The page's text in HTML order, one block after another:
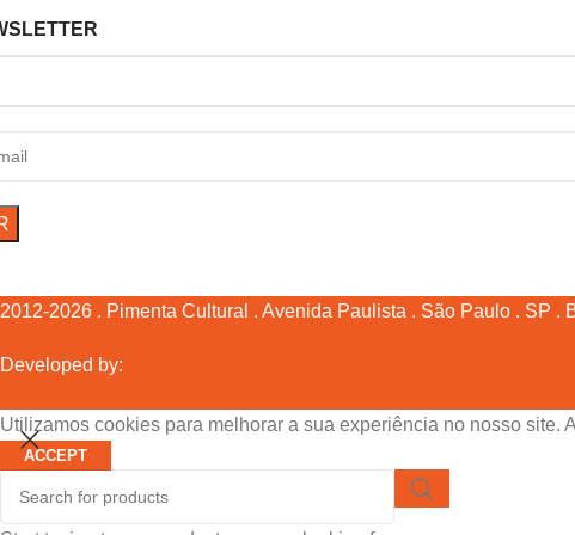
2012-2026 . Pimenta Cultural . Avenida Paulista . São Paulo . SP .
Developed by:
Utilizamos cookies para melhorar a sua experiência no nosso site.
ACCEPT